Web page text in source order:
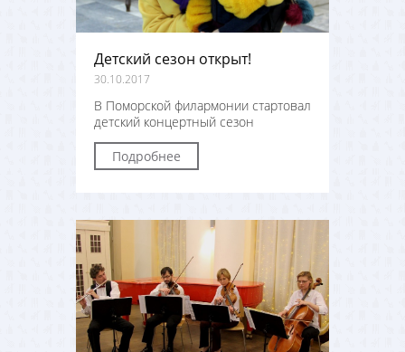
Детский сезон открыт!
30.10.2017
В Поморской филармонии стартовал
детский концертный сезон
Подробнее